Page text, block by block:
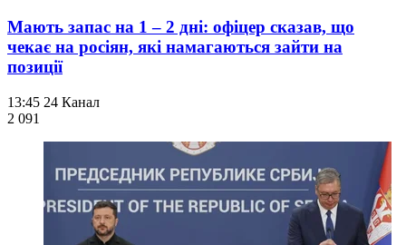
Мають запас на 1 – 2 дні: офіцер сказав, що
чекає на росіян, які намагаються зайти на
позиції
13:45 24 Канал
2 091